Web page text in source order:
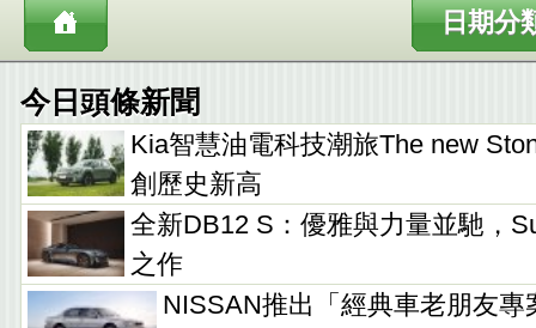
日期分
今日頭條新聞
Kia智慧油電科技潮旅The new
創歷史新高
全新DB12 S：優雅與力量並馳，
之作
NISSAN推出「經典車老朋友專